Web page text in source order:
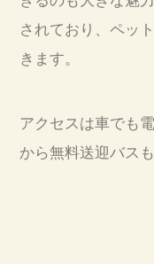
されており、ペッ
きます。
アクセスは車でも
から無料送迎バス